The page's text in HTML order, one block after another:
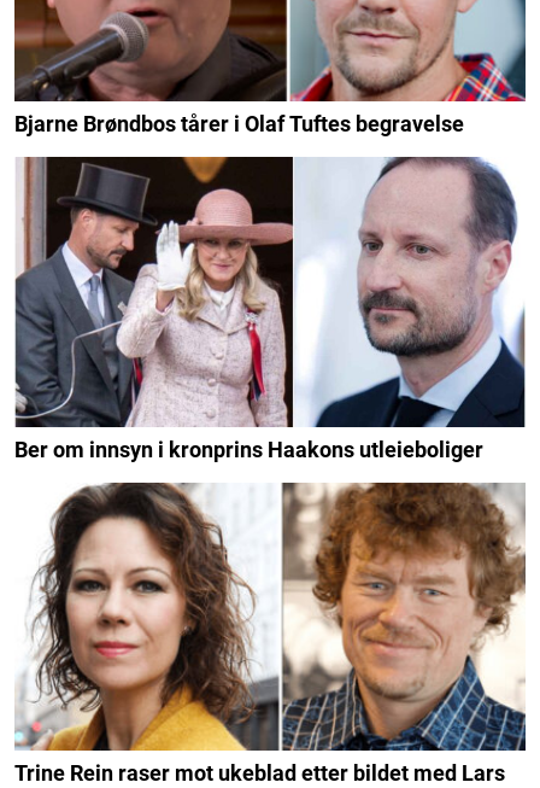
Bjarne Brøndbos tårer i Olaf Tuftes begravelse
Ber om innsyn i kronprins Haakons utleieboliger
Trine Rein raser mot ukeblad etter bildet med Lars